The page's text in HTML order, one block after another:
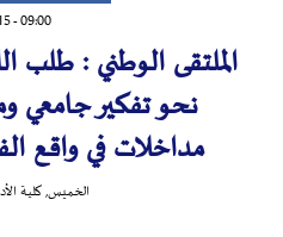
09:00
-
الملتقى الوطني : طلب
نحو تفكير جامعي
مداخلات في واقع
الخميس,كلية